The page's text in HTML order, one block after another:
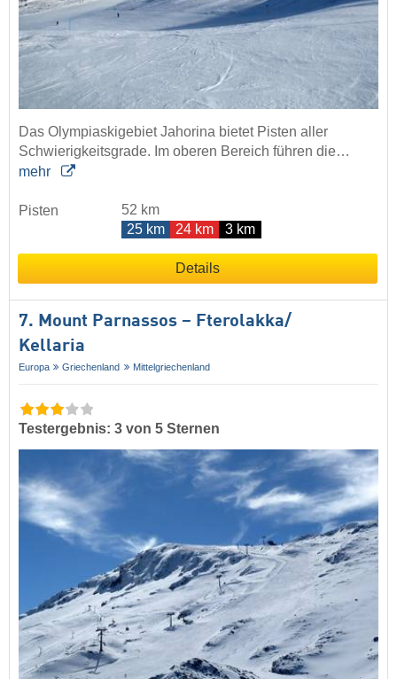
Das Olympiaskigebiet Jahorina bietet Pisten aller
Schwierigkeitsgrade. Im oberen Bereich führen die…
mehr
Pisten
52 km
25 km
24 km 3 km
Details
7. Mount Parnassos – Fterolakka/​
Kellaria
Europa Griechenland Mittelgriechenland
Testergebnis: 3 von 5 Sternen